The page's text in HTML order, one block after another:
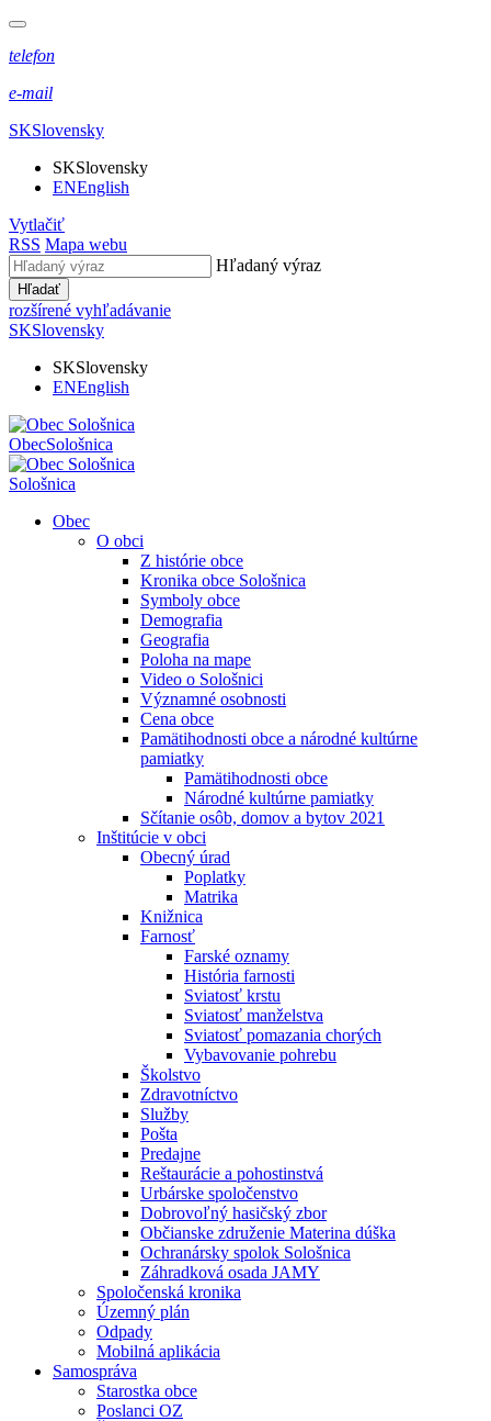
telefon
e-mail
SKSlovensky
SKSlovensky
ENEnglish
Vytlačiť
RSS Mapa webu
Hľadaný výraz
Hľadať
rozšírené vyhľadávanie
SKSlovensky
SKSlovensky
ENEnglish
ObecSološnica
Sološnica
Obec
O obci
Z histórie obce
Kronika obce Sološnica
Symboly obce
Demografia
Geografia
Poloha na mape
Video o Sološnici
Významné osobnosti
Cena obce
Pamätihodnosti obce a národné kultúrne
pamiatky
Pamätihodnosti obce
Národné kultúrne pamiatky
Sčítanie osôb, domov a bytov 2021
Inštitúcie v obci
Obecný úrad
Poplatky
Matrika
Knižnica
Farnosť
Farské oznamy
História farnosti
Sviatosť krstu
Sviatosť manželstva
Sviatosť pomazania chorých
Vybavovanie pohrebu
Školstvo
Zdravotníctvo
Služby
Pošta
Predajne
Reštaurácie a pohostinstvá
Urbárske spoločenstvo
Dobrovoľný hasičský zbor
Občianske združenie Materina dúška
Ochranársky spolok Sološnica
Záhradková osada JAMY
Spoločenská kronika
Územný plán
Odpady
Mobilná aplikácia
Samospráva
Starostka obce
Poslanci OZ